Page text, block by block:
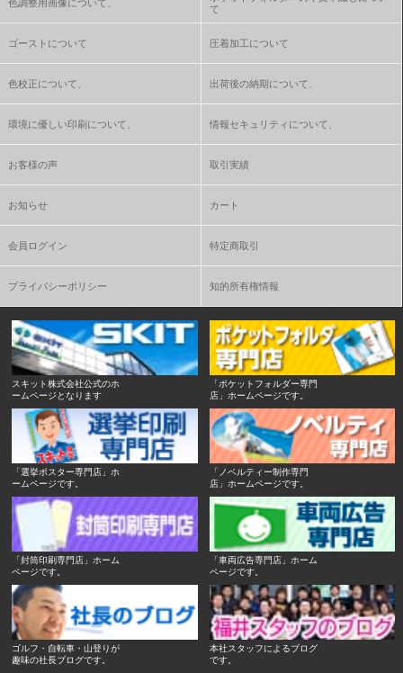
て
ゴーストについて 圧着加工について
色校正について、 出荷後の納期について、
環境に優しい印刷について、 情報セキュリティについて、
お客様の声 取引実績
お知らせ カート
会員ログイン 特定商取引
プライバシーポリシー 知的所有権情報
スキット株式会社公式のホ
ームページとなります
「ポケットフォルダー専門
店」ホームページです。
「選挙ポスター専門店」ホ
ームページです。
「ノベルティー制作専門
店」ホームページです。
「封筒印刷専門店」ホーム
ページです。
「車両広告専門店」ホーム
ページです。
ゴルフ・自転車・山登りが
趣味の社長ブログです。
本社スタッフによるブログ
です。